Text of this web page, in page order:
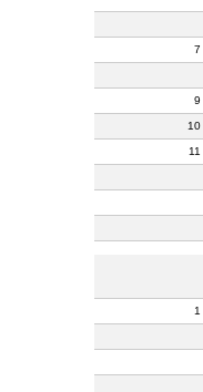
7
9
10
11
1